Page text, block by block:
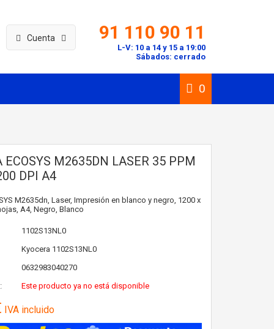
Cuenta 91 110 90 11
L-V: 10 a 14 y 15 a 19:00
Sábados: cerrado
0
ECOSYS M2635DN LASER 35 PPM
DPI A4
M2635dn, Laser, Impresión en blanco y negro, 1200 x
A4, Negro, Blanco
1102S13NL0
Kyocera 1102S13NL0
0632983040270
Este producto ya no está disponible
IVA incluido